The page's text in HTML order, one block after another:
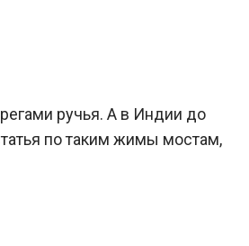
ручья. А в Индии до
по таким жимы мостам,